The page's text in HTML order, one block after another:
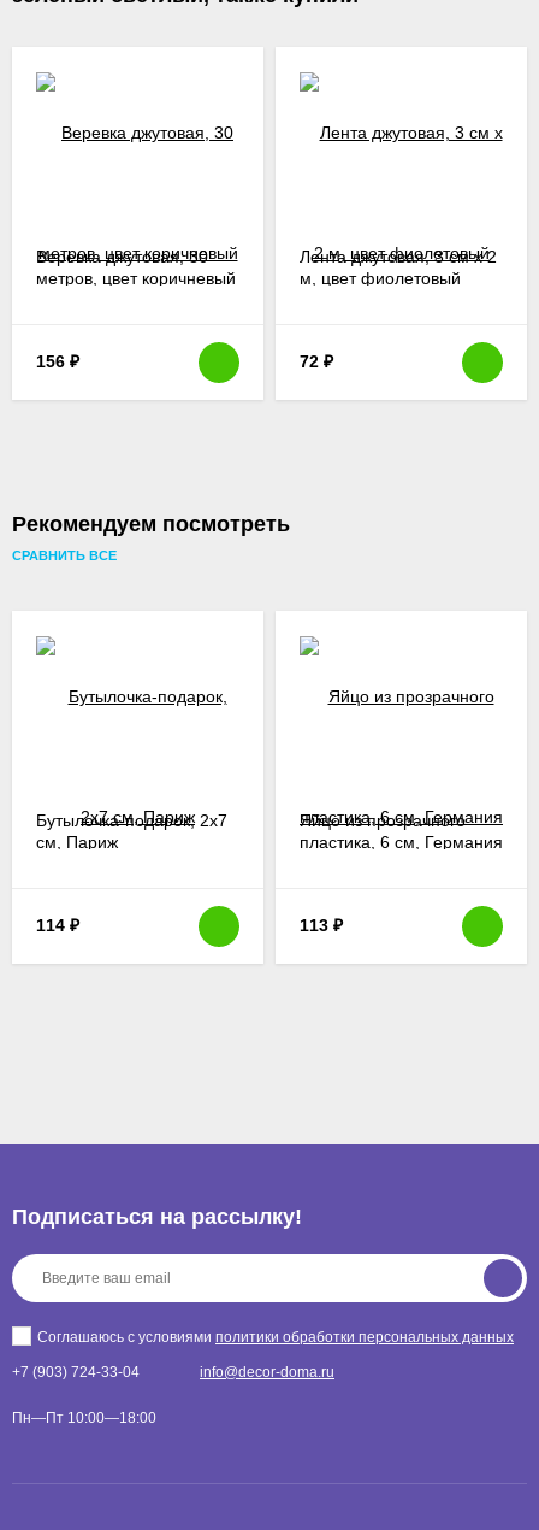
Веревка джутовая, 30
метров, цвет коричневый
156 ₽
Лента джутовая, 3 см х 2
м, цвет фиолетовый
72 ₽
Рекомендуем посмотреть
СРАВНИТЬ ВСЕ
Бутылочка-подарок, 2х7
см, Париж
114 ₽
Яйцо из прозрачного
пластика, 6 см, Германия
113 ₽
Подписаться на рассылкy!
Соглашаюсь с условиями политики обработки персональных данных
+7 (903) 724-33-04 info@decor-doma.ru
Пн—Пт 10:00—18:00